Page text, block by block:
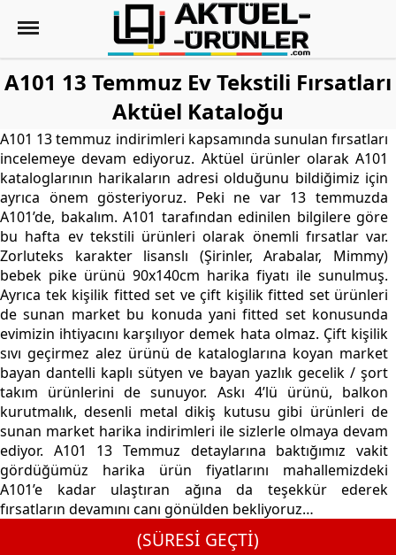
A101 13 Temmuz Ev Tekstili Fırsatları
Aktüel Kataloğu
A101 13 temmuz indirimleri kapsamında sunulan fırsatları
incelemeye devam ediyoruz. Aktüel ürünler olarak A101
kataloglarının harikaların adresi olduğunu bildiğimiz için
ayrıca önem gösteriyoruz. Peki ne var 13 temmuzda
A101’de, bakalım. A101 tarafından edinilen bilgilere göre
bu hafta ev tekstili ürünleri olarak önemli fırsatlar var.
Zorluteks karakter lisanslı (Şirinler, Arabalar, Mimmy)
bebek pike ürünü 90x140cm harika fiyatı ile sunulmuş.
Ayrıca tek kişilik fitted set ve çift kişilik fitted set ürünleri
de sunan market bu konuda yani fitted set konusunda
evimizin ihtiyacını karşılıyor demek hata olmaz. Çift kişilik
sıvı geçirmez alez ürünü de kataloglarına koyan market
bayan dantelli kaplı sütyen ve bayan yazlık gecelik / şort
takım ürünlerini de sunuyor. Askı 4’lü ürünü, balkon
kurutmalık, desenli metal dikiş kutusu gibi ürünleri de
sunan market harika indirimleri ile sizlerle olmaya devam
ediyor. A101 13 Temmuz detaylarına baktığımız vakit
gördüğümüz harika ürün fiyatlarını mahallemizdeki
A101’e kadar ulaştıran ağına da teşekkür ederek
fırsatların devamını canı gönülden bekliyoruz…
(SÜRESİ GEÇTİ)